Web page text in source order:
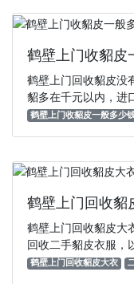
鹤壁上门收貂皮
鹤壁上门回收貂皮没
貂多在千元以内，进
鹤壁上门收貂皮一般多少
鹤壁上门回收貂
鹤壁上门回收貂皮大
回收二手貂皮衣服，
鹤壁上门回收貂皮大衣